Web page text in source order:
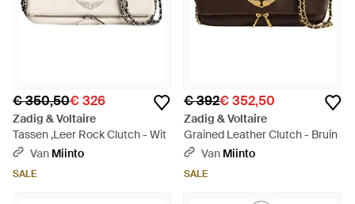
€ 350,50€ 326
Zadig & Voltaire
Tassen ,Leer Rock Clutch - Wit
Van Miinto
SALE
€ 392€ 352,50
Zadig & Voltaire
Grained Leather Clutch - Bruin
Van Miinto
SALE